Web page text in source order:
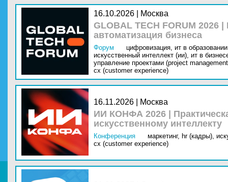
16.10.2026 | Москва
GLOBAL TECH FORUM
автоматизация бизнеса
Форум цифровизация, ит в
искусственный интеллект (ии), ит в
управление проектами (project
cx (customer experience)
16.11.2026 | Москва
ИИ КОНФА 2026 |
искусственному интеллекту
Конференция маркетинг, hr (кадры),
cx (customer experience)